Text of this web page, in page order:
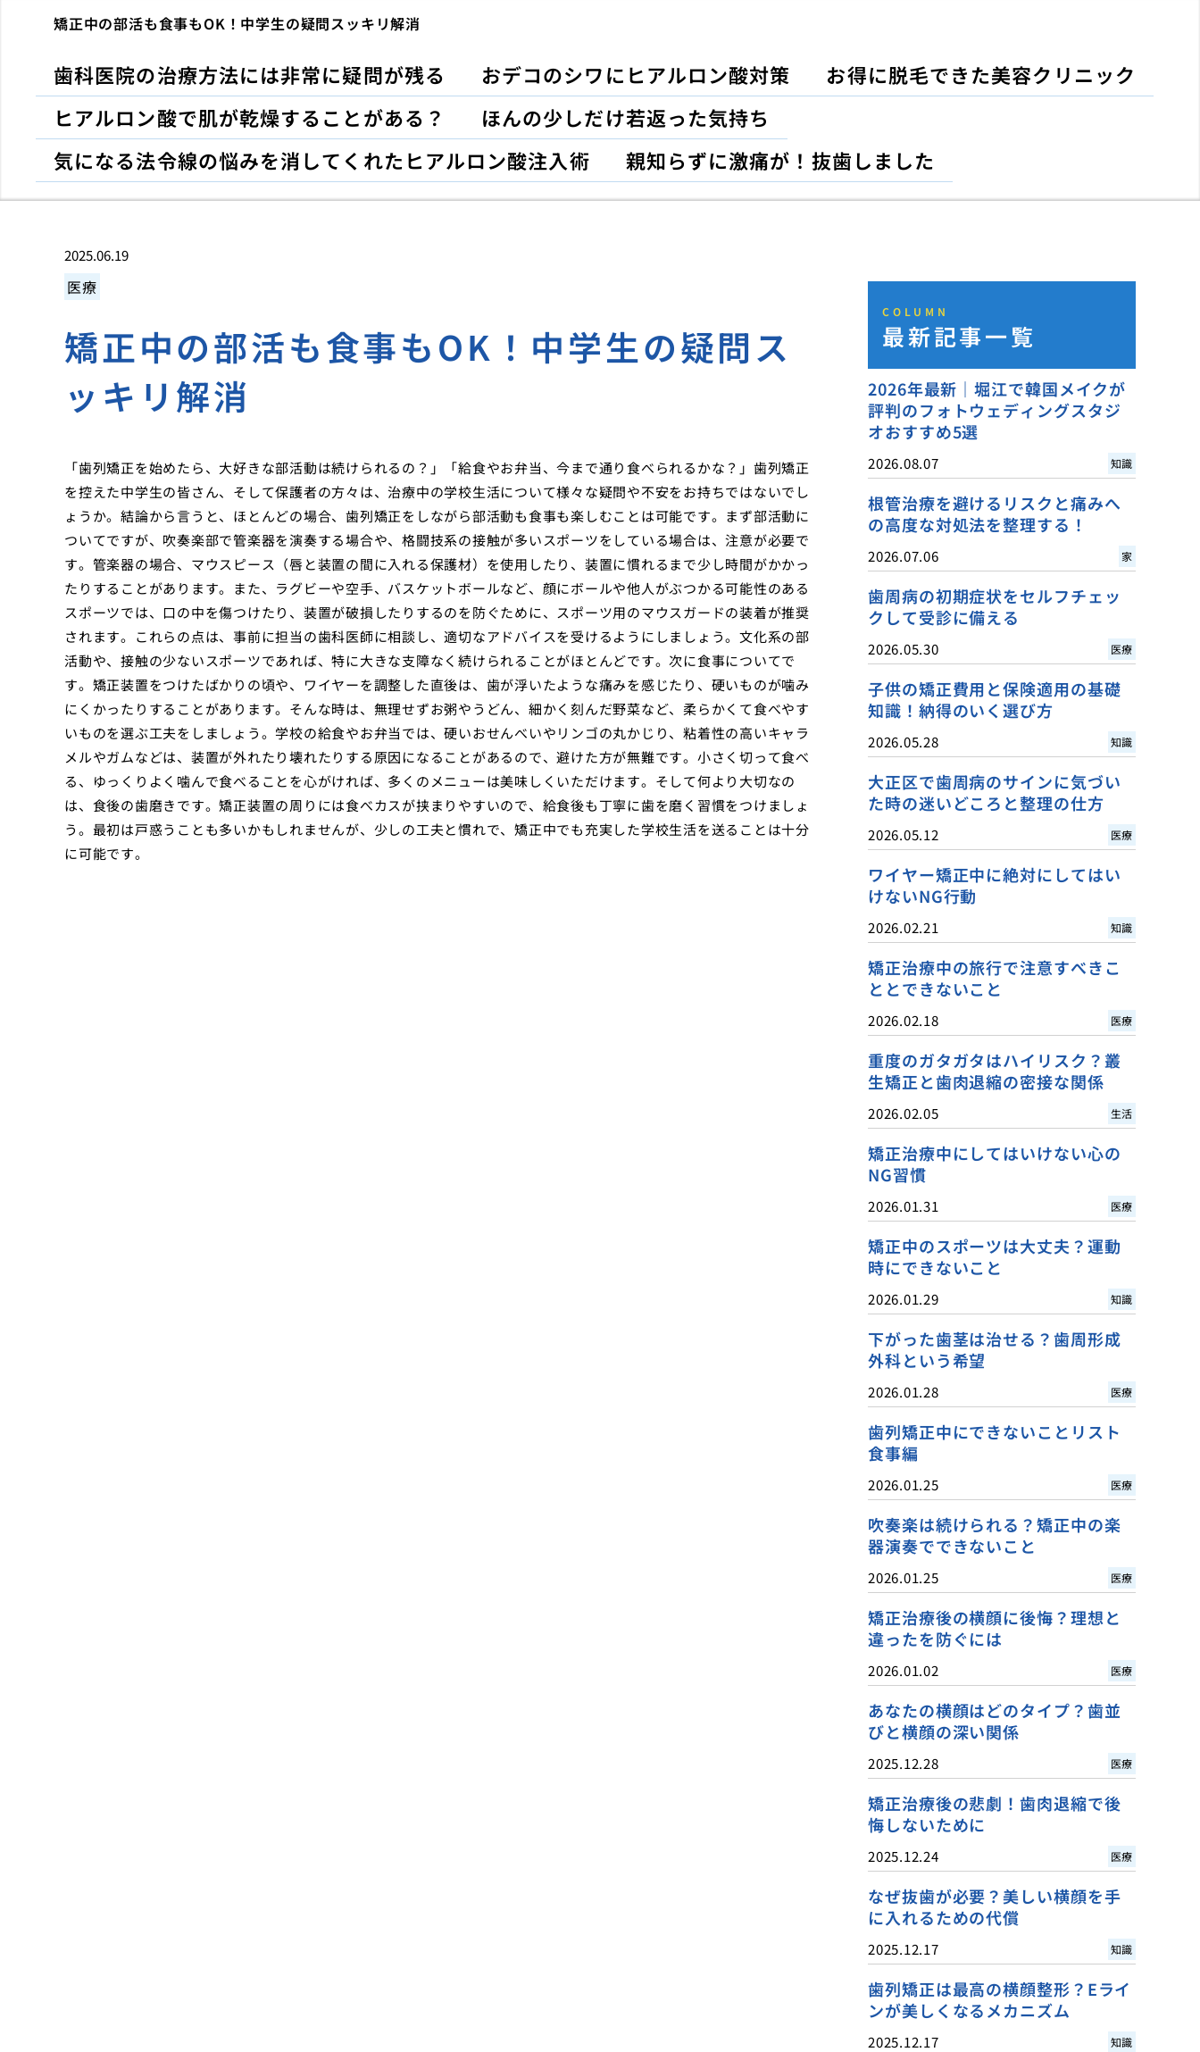
矯正中の部活も食事もOK！中学生の疑問スッキリ解消
歯科医院の治療方法には非常に疑問が残る おデコのシワにヒアルロン酸対策
お得に脱毛できた美容クリニック
ヒアルロン酸で肌が乾燥することがある？
ほんの少しだけ若返った気持ち
気になる法令線の悩みを消してくれたヒアルロン酸注入術
親知らずに激痛が！抜歯しました
2025.06.19
医療
矯正中の部活も食事もOK！中学生の疑問ス
ッキリ解消
「歯列矯正を始めたら、大好きな部活動は続けられるの？」「給食やお弁当、今まで通り食べられるかな？」歯列矯正
を控えた中学生の皆さん、そして保護者の方々は、治療中の学校生活について様々な疑問や不安をお持ちではないでし
ょうか。結論から言うと、ほとんどの場合、歯列矯正をしながら部活動も食事も楽しむことは可能です。まず部活動に
ついてですが、吹奏楽部で管楽器を演奏する場合や、格闘技系の接触が多いスポーツをしている場合は、注意が必要で
す。管楽器の場合、マウスピース（唇と装置の間に入れる保護材）を使用したり、装置に慣れるまで少し時間がかかっ
たりすることがあります。また、ラグビーや空手、バスケットボールなど、顔にボールや他人がぶつかる可能性のある
スポーツでは、口の中を傷つけたり、装置が破損したりするのを防ぐために、スポーツ用のマウスガードの装着が推奨
されます。これらの点は、事前に担当の歯科医師に相談し、適切なアドバイスを受けるようにしましょう。文化系の部
活動や、接触の少ないスポーツであれば、特に大きな支障なく続けられることがほとんどです。次に食事についてで
す。矯正装置をつけたばかりの頃や、ワイヤーを調整した直後は、歯が浮いたような痛みを感じたり、硬いものが噛み
にくかったりすることがあります。そんな時は、無理せずお粥やうどん、細かく刻んだ野菜など、柔らかくて食べやす
いものを選ぶ工夫をしましょう。学校の給食やお弁当では、硬いおせんべいやリンゴの丸かじり、粘着性の高いキャラ
メルやガムなどは、装置が外れたり壊れたりする原因になることがあるので、避けた方が無難です。小さく切って食べ
る、ゆっくりよく噛んで食べることを心がければ、多くのメニューは美味しくいただけます。そして何より大切なの
は、食後の歯磨きです。矯正装置の周りには食べカスが挟まりやすいので、給食後も丁寧に歯を磨く習慣をつけましょ
う。最初は戸惑うことも多いかもしれませんが、少しの工夫と慣れで、矯正中でも充実した学校生活を送ることは十分
に可能です。
COLUMN
最新記事一覧
2026年最新｜堀江で韓国メイクが
評判のフォトウェディングスタジ
オおすすめ5選
2026.08.07 知識
根管治療を避けるリスクと痛みへ
の高度な対処法を整理する！
2026.07.06 家
歯周病の初期症状をセルフチェッ
クして受診に備える
2026.05.30 医療
子供の矯正費用と保険適用の基礎
知識！納得のいく選び方
2026.05.28 知識
大正区で歯周病のサインに気づい
た時の迷いどころと整理の仕方
2026.05.12 医療
ワイヤー矯正中に絶対にしてはい
けないNG行動
2026.02.21 知識
矯正治療中の旅行で注意すべきこ
ととできないこと
2026.02.18 医療
重度のガタガタはハイリスク？叢
生矯正と歯肉退縮の密接な関係
2026.02.05 生活
矯正治療中にしてはいけない心の
NG習慣
2026.01.31 医療
矯正中のスポーツは大丈夫？運動
時にできないこと
2026.01.29 知識
下がった歯茎は治せる？歯周形成
外科という希望
2026.01.28 医療
歯列矯正中にできないことリスト
食事編
2026.01.25 医療
吹奏楽は続けられる？矯正中の楽
器演奏でできないこと
2026.01.25 医療
矯正治療後の横顔に後悔？理想と
違ったを防ぐには
2026.01.02 医療
あなたの横顔はどのタイプ？歯並
びと横顔の深い関係
2025.12.28 医療
矯正治療後の悲劇！歯肉退縮で後
悔しないために
2025.12.24 医療
なぜ抜歯が必要？美しい横顔を手
に入れるための代償
2025.12.17 知識
歯列矯正は最高の横顔整形？Eライ
ンが美しくなるメカニズム
2025.12.17 知識